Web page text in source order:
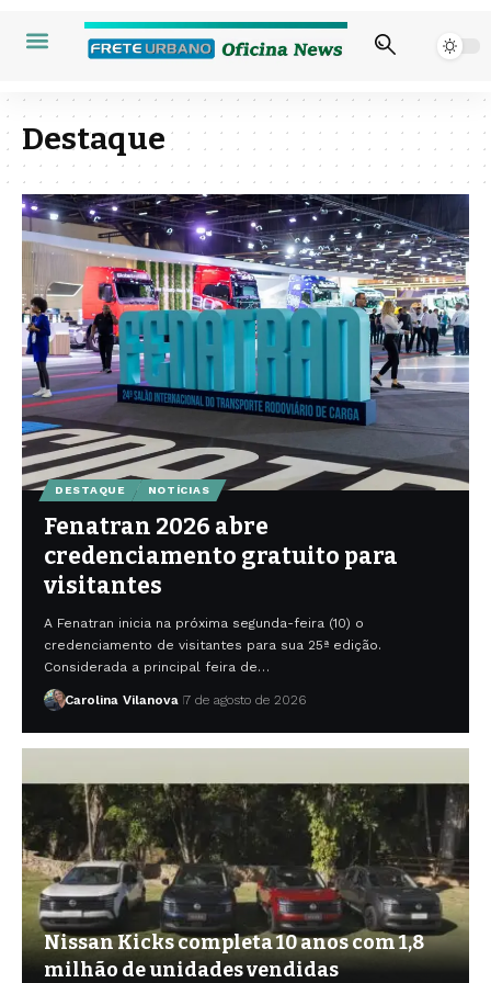
Destaque
DESTAQUE NOTÍCIAS
Fenatran 2026 abre
credenciamento gratuito para
visitantes
A Fenatran inicia na próxima segunda-feira (10) o
credenciamento de visitantes para sua 25ª edição.
Considerada a principal feira de…
Carolina Vilanova 7 de agosto de 2026
Nissan Kicks completa 10 anos com 1,8
milhão de unidades vendidas